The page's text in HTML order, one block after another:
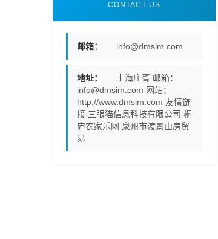
CONTACT US
邮箱： info@dmsim.com
地址：
上海庄胥 邮箱：
info@dmsim.com 网站：
http://www.dmsim.com 友情链
接 三眼猫信息科技有限公司 桐
庐农家乐网 泉州市渡景山房贸
易